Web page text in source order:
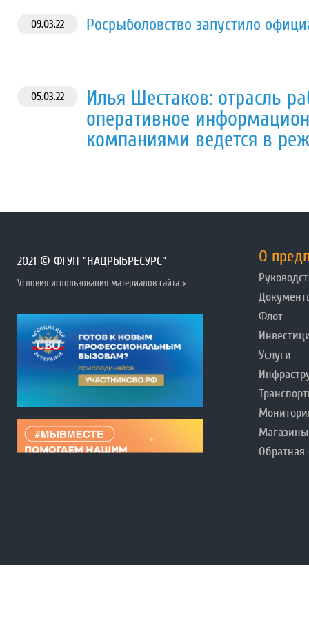
09.03.22 Росрыболовство запустило
05.03.22
Илья Шестаков: отрасль
оперативное
компаниями ведется в
2021 © ФГУП "НАЦРЫБРЕСУРС"
Условия использования материалов сайта >
О
Флот
Услуги
Магазины
Обратная